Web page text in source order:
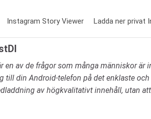
Instagram Story Viewer Ladda ner privat
av de frågor som många människor är
din Android-telefon på det enklaste
av högkvalitativt innehåll, utan